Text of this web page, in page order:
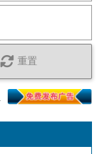
重置